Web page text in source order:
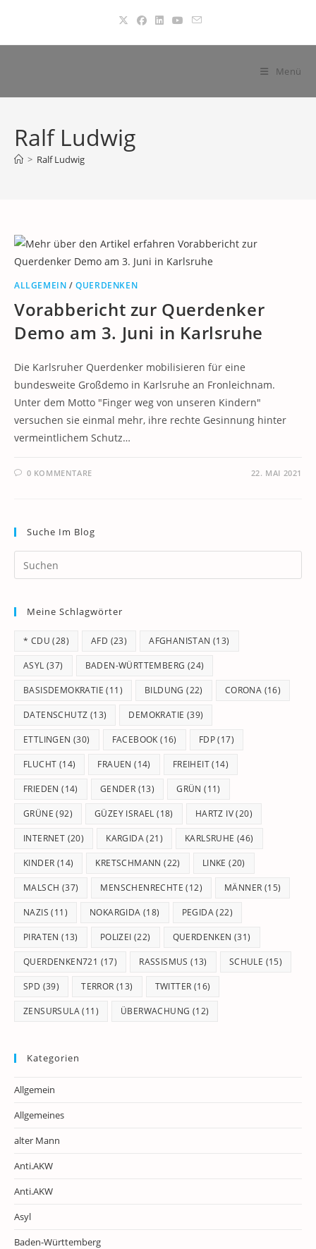
springen
Menü
Ralf Ludwig
> Ralf Ludwig
ALLGEMEIN /QUERDENKEN
Vorabbericht zur Querdenker
Demo am 3. Juni in Karlsruhe
Die Karlsruher Querdenker mobilisieren für eine
bundesweite Großdemo in Karlsruhe an Fronleichnam.
Unter dem Motto "Finger weg von unseren Kindern"
versuchen sie einmal mehr, ihre rechte Gesinnung hinter
vermeintlichem Schutz…
0 KOMMENTARE 22. MAI 2021
Suche Im Blog
Meine Schlagwörter
* CDU (28) AFD (23) AFGHANISTAN (13)
ASYL (37) BADEN-WÜRTTEMBERG (24)
BASISDEMOKRATIE (11) BILDUNG (22) CORONA (16)
DATENSCHUTZ (13) DEMOKRATIE (39)
ETTLINGEN (30) FACEBOOK (16) FDP(17)
FLUCHT (14) FRAUEN (14) FREIHEIT(14)
FRIEDEN (14) GENDER (13) GRÜN (11)
GRÜNE (92) GÜZEY ISRAEL (18) HARTZ IV(20)
INTERNET (20) KARGIDA(21) KARLSRUHE (46)
KINDER (14) KRETSCHMANN (22) LINKE (20)
MALSCH (37) MENSCHENRECHTE (12) MÄNNER (15)
NAZIS (11) NOKARGIDA (18) PEGIDA(22)
PIRATEN (13) POLIZEI (22) QUERDENKEN (31)
QUERDENKEN721 (17) RASSISMUS (13) SCHULE (15)
SPD (39) TERROR (13) TWITTER (16)
ZENSURSULA(11) ÜBERWACHUNG (12)
Kategorien
Allgemein
Allgemeines
alter Mann
Anti.AKW
Anti.AKW
Asyl
Baden-Württemberg